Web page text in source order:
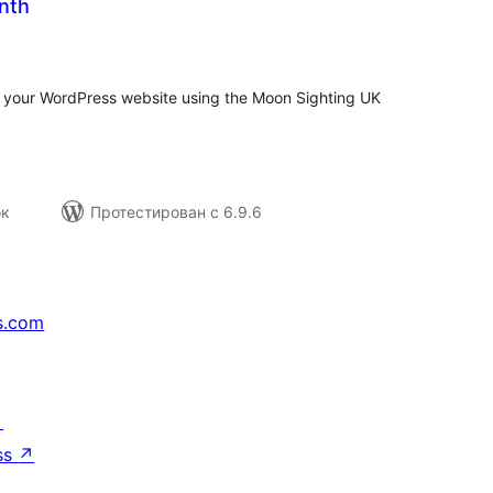
WordPress website using the Moon Sighting UK
Протестирован с 6.9.6
↗